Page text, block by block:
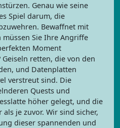
Genau wie seine
Spiel darum, die
Bewaffnet mit
Sie Ihre Angriffe
Moment
retten, die von den
und Datenplatten
verstreut sind. Die
Quests und
höher gelegt, und die
je zuvor. Wir sind sicher,
dieser spannenden und